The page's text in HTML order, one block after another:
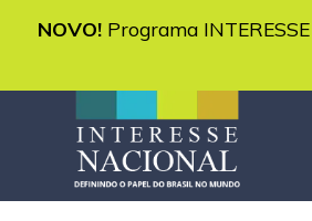
NOVO! Programa